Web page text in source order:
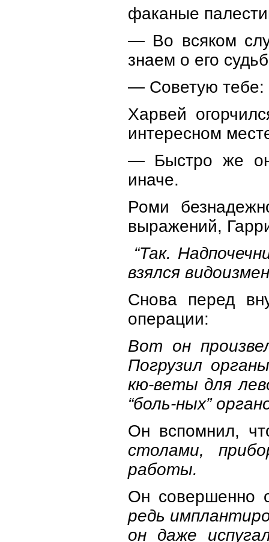
факаные
— Во всяком
знаем о его
— Советую тебе:
Харвей
интересном
— Быстро же
иначе.
Роми
выражений,
“Так.
взялся
Снова перед
операции:
Вот он
Погрузил
кю-веты для
“боль-ных”
Он вспомнил,
столами,
работы.
Он совершенно
редь
он даже